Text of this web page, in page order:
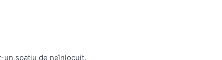
un spațiu de neînlocuit.